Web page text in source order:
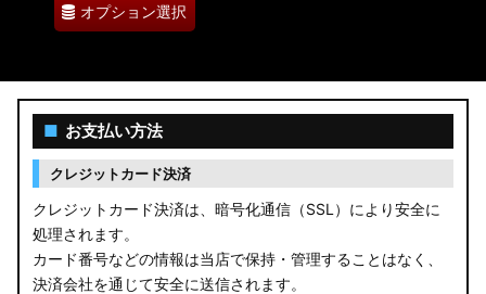
オプション選択
■ お支払い方法
クレジットカード決済
クレジットカード決済は、暗号化通信（SSL）により安全に
処理されます。
カード番号などの情報は当店で保持・管理することはなく、
決済会社を通じて安全に送信されます。